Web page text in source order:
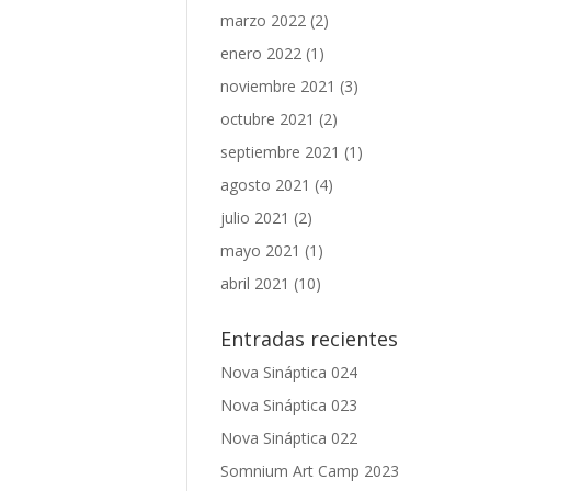
marzo 2022 (2)
enero 2022 (1)
noviembre 2021 (3)
octubre 2021 (2)
septiembre 2021 (1)
agosto 2021 (4)
julio 2021 (2)
mayo 2021 (1)
abril 2021 (10)
Entradas recientes
Nova Sináptica 024
Nova Sináptica 023
Nova Sináptica 022
Somnium Art Camp 2023